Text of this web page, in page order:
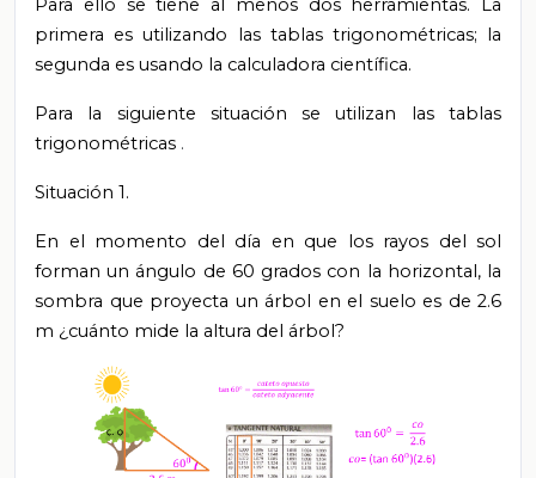
primera es utilizando las tablas trigonométricas; la
segunda es usando la calculadora científica.
Para la siguiente situación se utilizan las tablas
trigonométricas .
Situación 1.
En el momento del día en que los rayos del sol
forman un ángulo de 60 grados con la horizontal, la
sombra que proyecta un árbol en el suelo es de 2.6
m ¿cuánto mide la altura del árbol?